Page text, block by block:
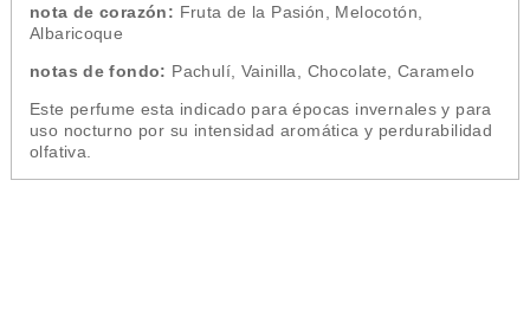
nota de corazón: Fruta de la Pasión, Melocotón,
Albaricoque
notas de fondo: Pachulí, Vainilla, Chocolate, Caramelo
Este perfume esta indicado para épocas invernales y para
uso nocturno por su intensidad aromática y perdurabilidad
olfativa.